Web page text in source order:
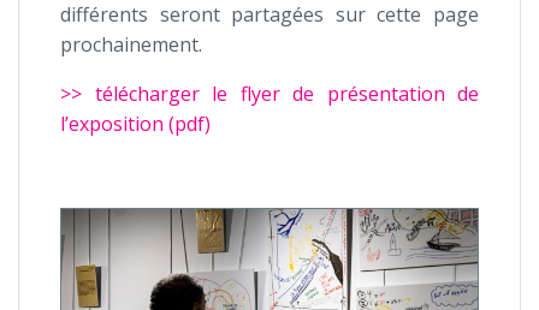
différents seront partagées sur cette page
prochainement.
>> télécharger le flyer de présentation de
l’exposition (pdf)